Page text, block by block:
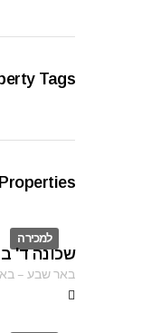
Tags
למכירה
ID
שכונה ד'
באר שבע–